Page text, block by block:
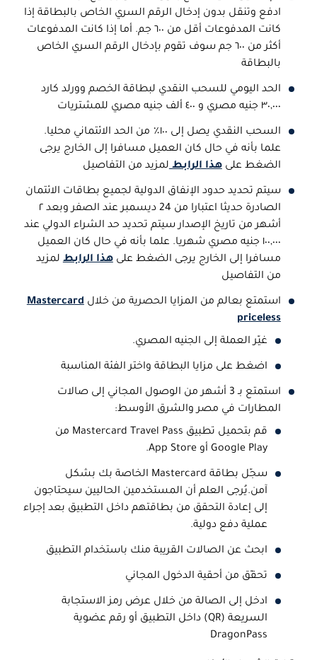
ادفع وتنقل بدون إدخال الرقم السري الخاص بالبطاقة إذا
كانت المدفوعات أقل من ٦٠٠ جم. أما إذا كانت المدفوعات
أكثر من ٦٠٠ جم سوف تقوم بإدخال الرقم السري الخاص
بالبطاقة
الحد اليومي للسحب النقدي لبطاقة الخصم وورلد كارد
٣٠,٠٠٠ جنيه مصري و ٤٠٠ ألف جنيه مصري للمشتريات
السحب النقدي يصل إلى ١٠٠٪ من الحد الائتماني محليا.
علما بأنه في حال كان العميل مسافرا إلى الخارج يرجى
الضغط علىهذا الرابطلمزيد من التفاصيل
سيتم تحديد حدود الإنفاق الدولية لجميع بطاقات الائتمان
الصادرة حديثا اعتبارا من 24 ديسمبر عند الصفر وبعد ٢
أشهر من تاريخ الإصدار سيتم تحديد حد الشراء الدولي عند
١٠٠,٠٠٠ جنيه مصري شهريا. علما بأنه في حال كان العميل
مسافرا إلى الخارج يرجى الضغط علىهذا الرابط لمزيد
من التفاصيل
استمتع بعالم من المزايا الحصرية من خلالMastercard
priceless
غيّر العملة إلى الجنيه المصري.
اضغط على مزايا البطاقة واختر الفئة المناسبة
استمتع بـ 3 أشهر من الوصول المجاني إلى صالات
المطارات في مصر والشرق الأوسط:
قم بتحميل تطبيق Mastercard Travel Pass من
Google Play أو App Store.
سجّل بطاقة Mastercard الخاصة بك بشكل
آمن.يُرجى العلم أن المستخدمين الحاليين سيحتاجون
إلى إعادة التحقق من بطاقتهم داخل التطبيق بعد إجراء
عملية دفع دولية.
ابحث عن الصالات القريبة منك باستخدام التطبيق
تحقّق من أحقية الدخول المجاني
ادخل إلى الصالة من خلال عرض رمز الاستجابة
السريعة (QR) داخل التطبيق أو رقم عضوية
DragonPass